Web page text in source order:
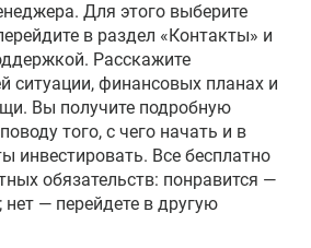
Для этого выберите
в раздел «Контакты» и
Расскажите
ситуации, финансовых планах и
Вы получите подробную
того, с чего начать и в
инвестировать. Все бесплатно
обязательств: понравится —
нет — перейдете в другую